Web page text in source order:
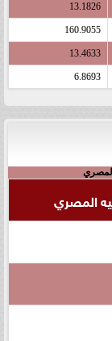
13.1826
160.9055
13.4633
6.8693
المصري